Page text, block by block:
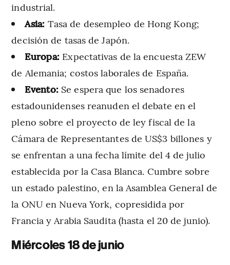
industrial.
Asia: Tasa de desempleo de Hong Kong;
decisión de tasas de Japón.
Europa: Expectativas de la encuesta ZEW
de Alemania; costos laborales de España.
Evento: Se espera que los senadores
estadounidenses reanuden el debate en el
pleno sobre el proyecto de ley fiscal de la
Cámara de Representantes de US$3 billones y
se enfrentan a una fecha límite del 4 de julio
establecida por la Casa Blanca. Cumbre sobre
un estado palestino, en la Asamblea General de
la ONU en Nueva York, copresidida por
Francia y Arabia Saudita (hasta el 20 de junio).
Miércoles 18 de junio